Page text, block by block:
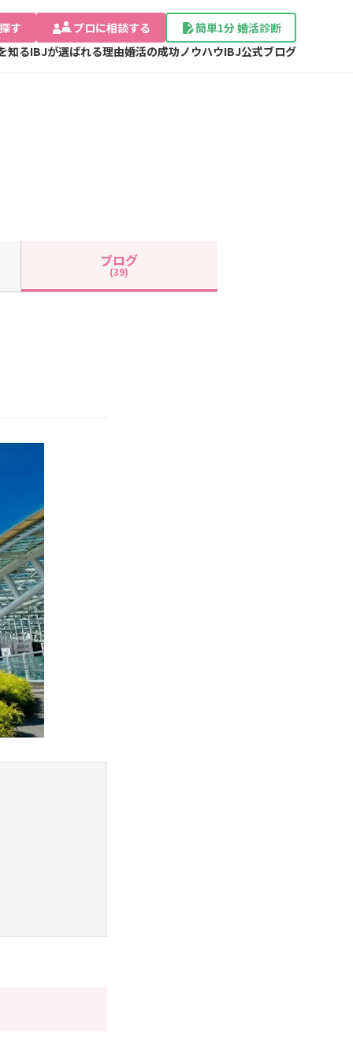
す プロに相談する
簡単1分 婚活診断
知るIBJが選ばれる理由婚活の成功ノウハウIBJ公式ブログ
ブログ
(39)